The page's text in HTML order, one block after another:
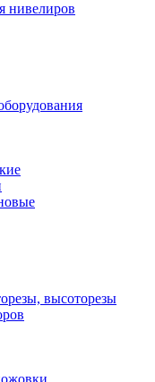
нивелиров
высоторезы